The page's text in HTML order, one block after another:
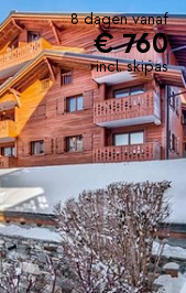
8 dagen vanaf
€ 760
incl. skipas